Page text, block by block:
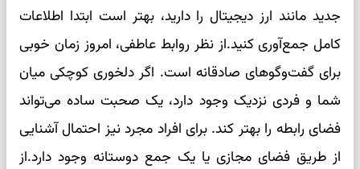
جدید مانند ارز دیجیتال را دارید، بهتر است ابتدا اطلاعات
کامل جمع‌آوری کنید.از نظر روابط عاطفی، امروز زمان خوبی
برای گفت‌وگوهای صادقانه است. اگر دلخوری کوچکی میان
شما و فردی نزدیک وجود دارد، یک صحبت ساده می‌تواند
فضای رابطه را بهتر کند. برای افراد مجرد نیز احتمال آشنایی
از طریق فضای مجازی یا یک جمع دوستانه وجود دارد.از